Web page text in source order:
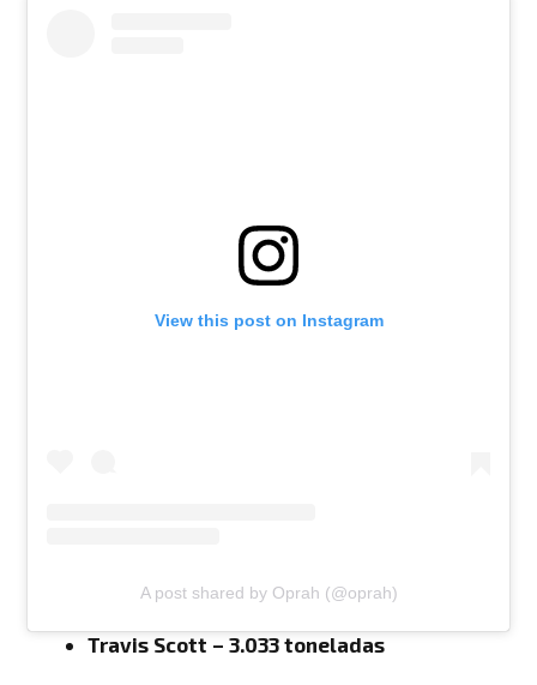
View this post on Instagram
A post shared by Oprah (@oprah)
Travis Scott – 3.033 toneladas